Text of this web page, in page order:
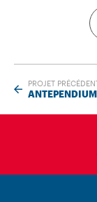
PROJET